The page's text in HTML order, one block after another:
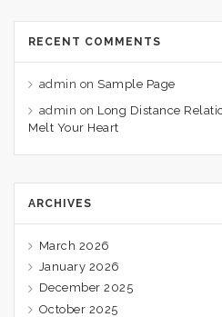
RECENT COMMENTS
admin on Sample Page
admin on Long Distance
Melt Your Heart
ARCHIVES
March 2026
January 2026
December 2025
October 2025